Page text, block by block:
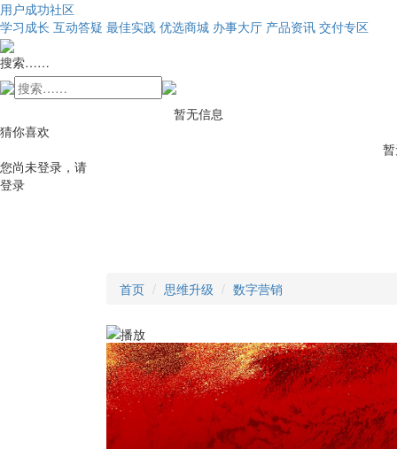
用户成功社区
学习成长 互动答疑 最佳实践 优选商城 办事大厅 产品资讯 交付专区
搜索……
暂无信息
猜你喜欢
您尚未登录，请
登录
首页 思维升级 数字营销